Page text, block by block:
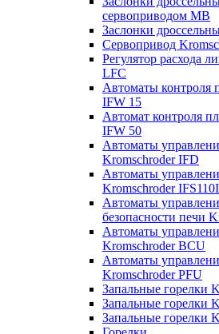
сервоприводом МВ
Заслонки
Cервопривод
Регулятор расхода
LFC
Автоматы контроля
IFW 15
Автомат контроля
IFW 50
Автоматы
Kromschroder IFD
Автоматы
Kromschroder
Автоматы
безопасности печи
Автоматы
Kromschroder BCU
Автоматы
Kromschroder PFU
Запальные горелки
Запальные горелки
Запальные горелки